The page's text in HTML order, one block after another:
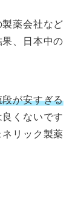
薬会社など
、日本中の
が安すぎる
くないです
リック製薬